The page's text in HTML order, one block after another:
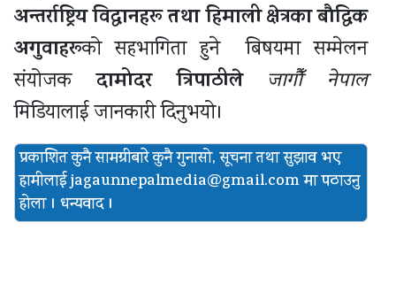
अन्तर्राष्ट्रिय विद्वानहरू तथा हिमाली क्षेत्रका बौद्धिक
अगुवाहरूको सहभागिता हुने बिषयमा सम्मेलन
संयोजकदामोदर त्रिपाठीले
जागौँ नेपाल
मिडियालाई जानकारी दिनुभयो।
प्रकाशित कुनै सामग्रीबारे कुनै गुनासो, सूचना तथा सुझाव भए
हामीलाईjagaunnepalmedia@gmail.com मा पठाउनु
होला । धन्यवाद ।